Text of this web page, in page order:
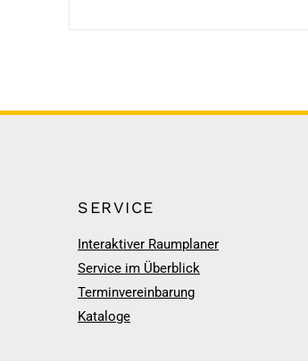
SERVICE
Interaktiver Raumplaner
Service im Überblick
Terminvereinbarung
Kataloge